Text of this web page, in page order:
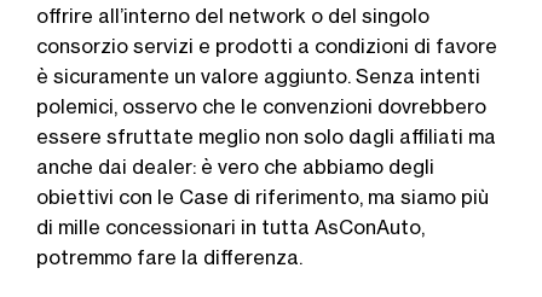
offrire all’interno del network o del singolo
consorzio ser­vizi e prodotti a condizioni di favore
è sicuramente un valore aggiunto. Senza intenti
polemici, osservo che le convenzioni dovrebbero
essere sfruttate meglio non solo dagli affiliati ma
anche dai dealer: è vero che abbiamo degli
obiettivi con le Case di riferimento, ma siamo più
di mille concessionari in tutta AsConAuto,
potremmo fare la differenza.